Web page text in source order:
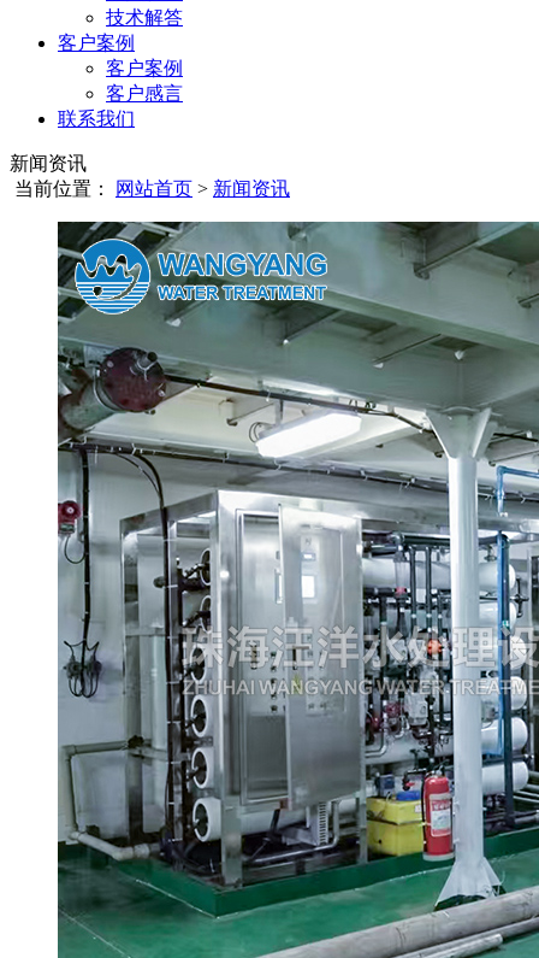
技术解答
客户案例
客户案例
客户感言
联系我们
新闻资讯
当前位置：
网站首页 > 新闻资讯